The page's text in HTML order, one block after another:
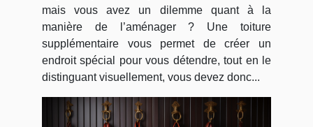
mais vous avez un dilemme quant à la
manière de l’aménager ? Une toiture
supplémentaire vous permet de créer un
endroit spécial pour vous détendre, tout en le
distinguant visuellement, vous devez donc...